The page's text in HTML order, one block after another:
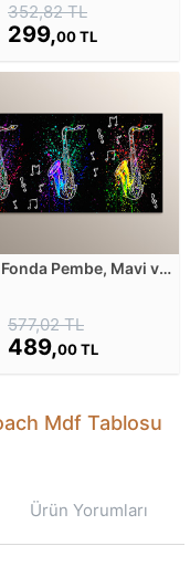
352,82 TL
299,00 TL
Pembe, Mavi ve
577,02 TL
489,00 TL
Mdf Tablosu
Ürün Yorumları